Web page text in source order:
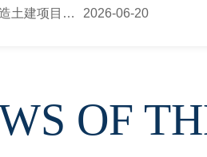
合肥中锐学校暑期改造土建项目招标公告 2026-06-20
OF